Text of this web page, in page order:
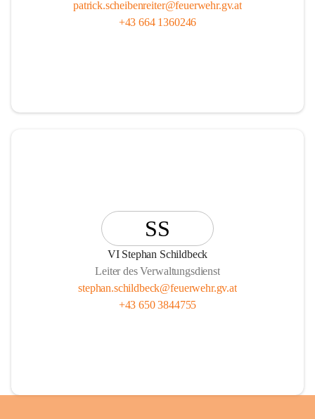
patrick.scheibenreiter@feuerwehr.gv.at
+43 664 1360246
SS
VI Stephan Schildbeck
Leiter des Verwaltungsdienst
stephan.schildbeck@feuerwehr.gv.at
+43 650 3844755